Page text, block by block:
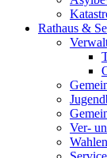
Rathaus &
Ver-